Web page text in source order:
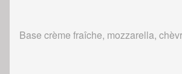
Base crème fraîche, mozzarella,